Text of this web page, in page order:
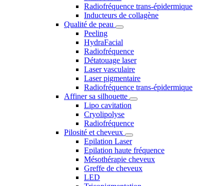
Radiofréquence trans-épidermique
Inducteurs de collagène
Qualité de peau
Peeling
HydraFacial
Radiofréquence
Détatouage laser
Laser vasculaire
Laser pigmentaire
Radiofréquence trans-épidermique
Affiner sa silhouette
Lipo cavitation
Cryolipolyse
Radiofréquence
Pilosité et cheveux
Epilation Laser
Epilation haute fréquence
Mésothérapie cheveux
Greffe de cheveux
LED